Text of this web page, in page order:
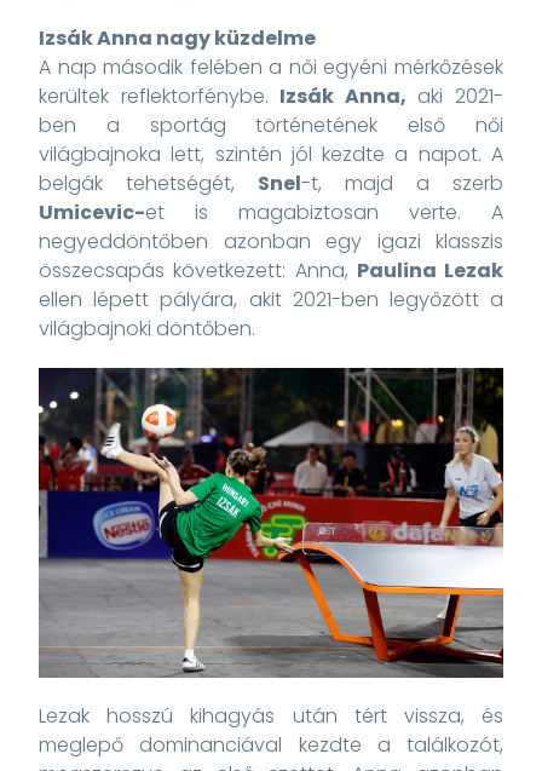
Izsák Anna nagy küzdelme
A nap második felében a női egyéni mérkőzések
kerültek reflektorfénybe. Izsák Anna, aki 2021-
ben a sportág történetének első női
világbajnoka lett, szintén jól kezdte a napot. A
belgák tehetségét, Snel-t, majd a szerb
Umicevic-et is magabiztosan verte. A
negyeddöntőben azonban egy igazi klasszis
összecsapás következett: Anna, Paulina Lezak
ellen lépett pályára, akit 2021-ben legyőzött a
világbajnoki döntőben.
Lezak hosszú kihagyás után tért vissza, és
meglepő dominanciával kezdte a találkozót,